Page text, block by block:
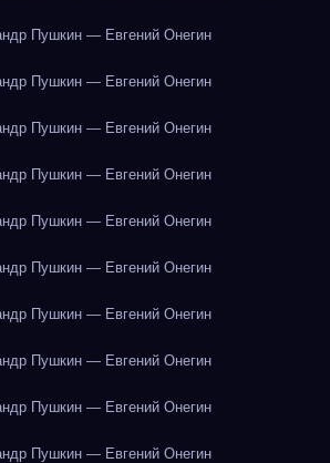
Пушкин — Евгений Онегин
Пушкин — Евгений Онегин
Пушкин — Евгений Онегин
Пушкин — Евгений Онегин
Пушкин — Евгений Онегин
Пушкин — Евгений Онегин
Пушкин — Евгений Онегин
Пушкин — Евгений Онегин
Пушкин — Евгений Онегин
Пушкин — Евгений Онегин